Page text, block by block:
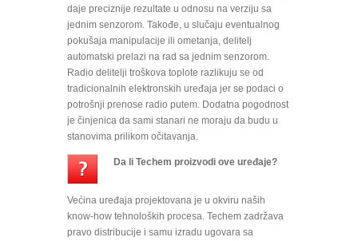
daje preciznije rezultate u odnosu na verziju sa
jednim senzorom. Takođe, u slučaju eventualnog
pokušaja manipulacije ili ometanja, delitelj
automatski prelazi na rad sa jednim senzorom.
Radio delitelji troškova toplote razlikuju se od
tradicionalnih elektronskih uređaja jer se podaci o
potrošnji prenose radio putem. Dodatna pogodnost
je činjenica da sami stanari ne moraju da budu u
stanovima prilikom očitavanja.
Da li Techem proizvodi ove uređaje?
Većina uređaja projektovana je u okviru naših
know-how tehnoloških procesa. Techem zadržava
pravo distribucije i samu izradu ugovara sa